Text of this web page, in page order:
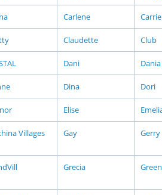
Carlene Carrie
Claudette Club
Dani Dania
Dina Dori
Elise
Villages Gay Gerry
Grecia